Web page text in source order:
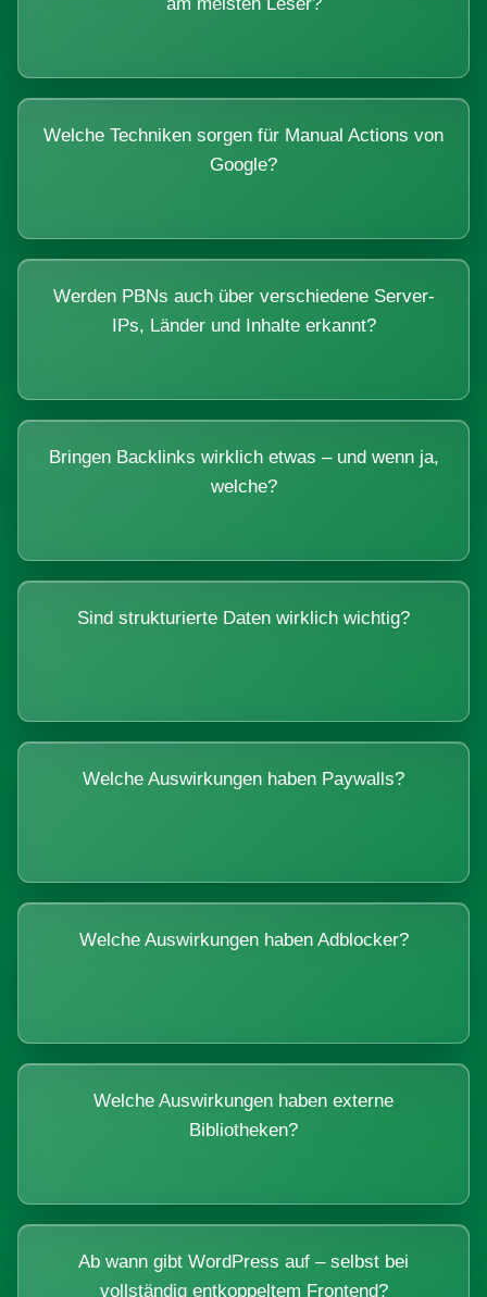
Welche Techniken sorgen für Manual Actions von
Google?
Werden PBNs auch über verschiedene Server-
IPs, Länder und Inhalte erkannt?
Bringen Backlinks wirklich etwas – und wenn ja,
welche?
Sind strukturierte Daten wirklich wichtig?
Welche Auswirkungen haben Paywalls?
Welche Auswirkungen haben Adblocker?
Welche Auswirkungen haben externe
Bibliotheken?
Ab wann gibt WordPress auf – selbst bei
vollständig entkoppeltem Frontend?